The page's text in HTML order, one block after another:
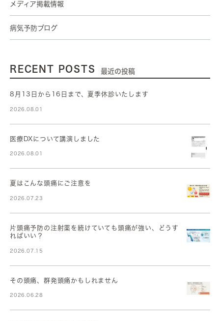
メディア掲載情報
病気予防ブログ
RECENT POSTS 最近の投稿
8月13日から16日まで、夏季休診いたします
2026.08.01
医療DXについて講演しました
2026.08.01
夏はこんな頭痛にご注意を
2026.07.23
片頭痛予防の注射薬を続けていても頭痛が強い、どうす
ればいい？
2026.07.15
その頭痛、群発頭痛かもしれません
2026.06.28